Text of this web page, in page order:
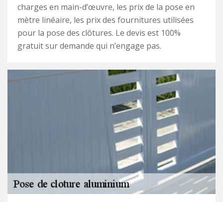
charges en main-d’œuvre, les prix de la pose en
mètre linéaire, les prix des fournitures utilisées
pour la pose des clôtures. Le devis est 100%
gratuit sur demande qui n’engage pas.